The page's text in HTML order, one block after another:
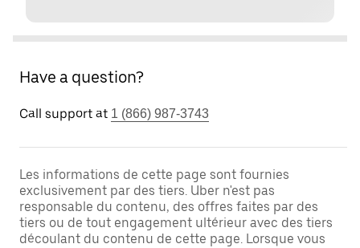
Have a question?
Call support at 1 (866) 987-3743
Les informations de cette page sont fournies
exclusivement par des tiers. Uber n'est pas
responsable du contenu, des offres faites par des
tiers ou de tout engagement ultérieur avec des tiers
découlant du contenu de cette page. Lorsque vous